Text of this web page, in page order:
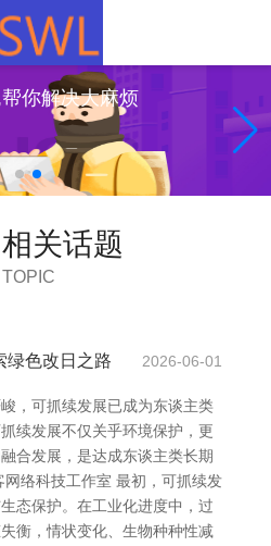
你解决大麻烦
关话题
TOPIC
绿色改日之路 2026-06-01
，可抓续发展已成为东谈主类
续发展不仅关乎环境保护，更
合发展，是达成东谈主类长期
络科技工作室 最初，可抓续发
态保护。在工业化进度中，过
衡，情状变化、生物种种性减